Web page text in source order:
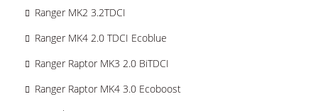
Ranger MK2 3.2TDCI
Ranger MK4 2.0 TDCI Ecoblue
Ranger Raptor MK3 2.0 BiTDCI
Ranger Raptor MK4 3.0 Ecoboost